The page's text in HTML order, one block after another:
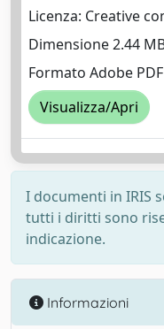
Licenza: Creative
Dimensione 2.44
Formato Adobe PDF
Visualizza/Apri
I documenti in IRIS
tutti i diritti sono
indicazione.
Informazioni